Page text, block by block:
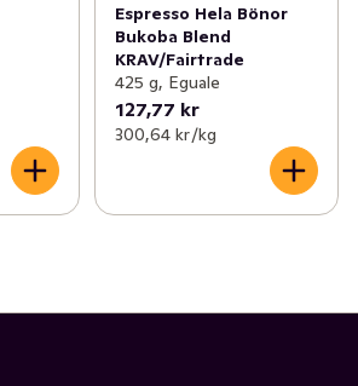
Espresso Hela Bönor
Bukoba Blend
KRAV/Fairtrade
425 g, Eguale
127,77 kr
300,64 kr /kg